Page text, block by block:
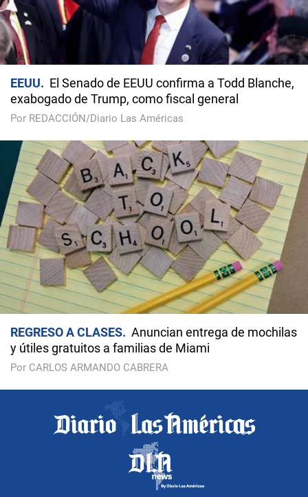
EEUU
El Senado de EEUU confirma a Todd Blanche,
exabogado de Trump, como fiscal general
Por REDACCIÓN/Diario Las Américas
REGRESO A CLASES
Anuncian entrega de mochilas
y útiles gratuitos a familias de Miami
Por CARLOS ARMANDO CABRERA